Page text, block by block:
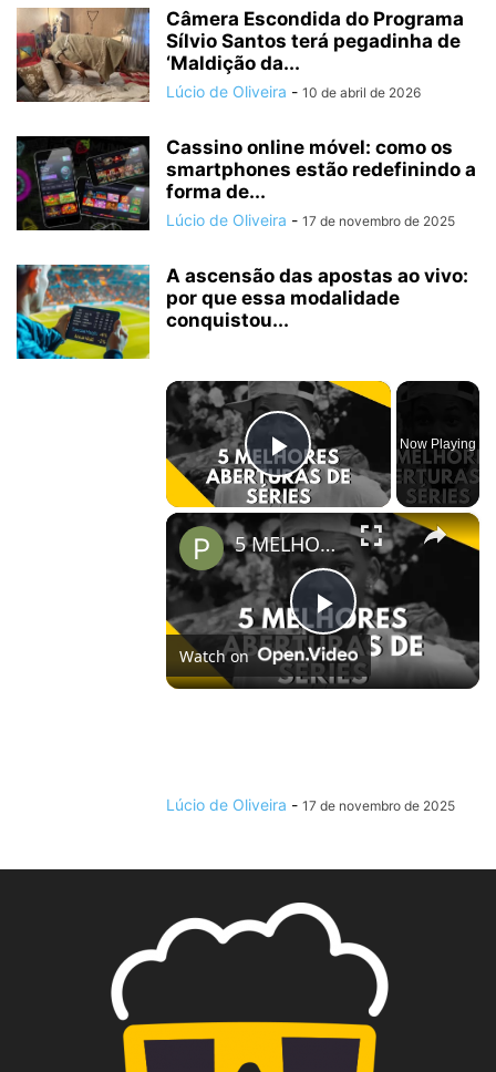
Câmera Escondida do Programa
Sílvio Santos terá pegadinha de
‘Maldição da...
Lúcio de Oliveira - 10 de abril de 2026
Cassino online móvel: como os
smartphones estão redefinindo a
forma de...
Lúcio de Oliveira - 17 de novembro de 2025
A ascensão das apostas ao vivo:
por que essa modalidade
conquistou...
×
Play Video
Now Playing
×
Play
Video
5 MELHORES ABERTURAS DE SÉRIES | Pipocas Tv #13
Watch on
Lúcio de Oliveira - 17 de novembro de 2025